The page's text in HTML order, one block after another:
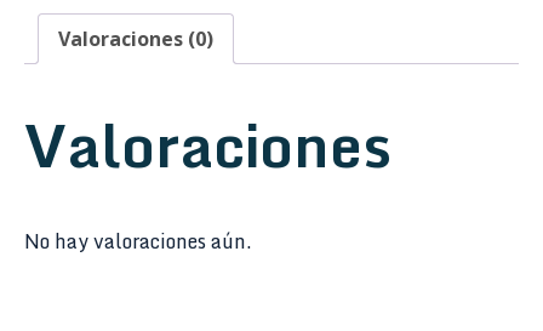
Valoraciones (0)
Valoraciones
No hay valoraciones aún.